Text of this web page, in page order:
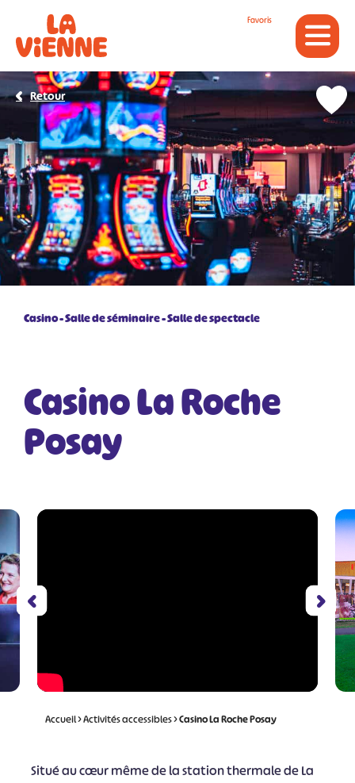
Favoris
Casino Salle de séminaire Salle de spectacle
Casino La Roche
Posay
Retour
Accueil>Activités accessibles>Casino La Roche Posay
Situé au cœur même de la station thermale de La